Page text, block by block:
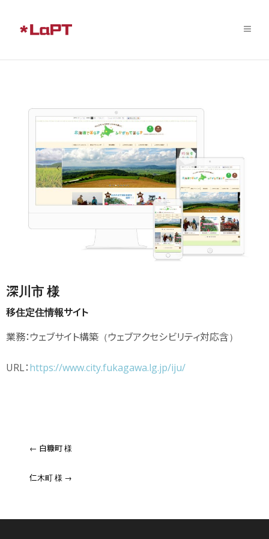
深川市 様
移住定住情報サイト
業務：ウェブサイト構築（ウェブアクセシビリティ対応含）
URL：https://www.city.fukagawa.lg.jp/iju/
← 白糠町 様
仁木町 様 →